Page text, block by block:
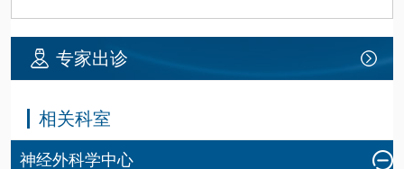
专家出诊
相关科室
神经外科学中心